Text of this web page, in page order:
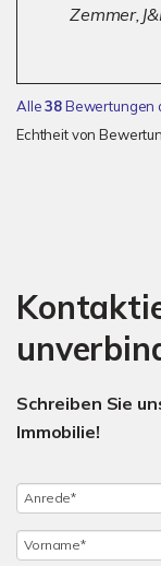
Alle38Bewertungen
Echtheit von
Schreiben Sie
Immobilie!